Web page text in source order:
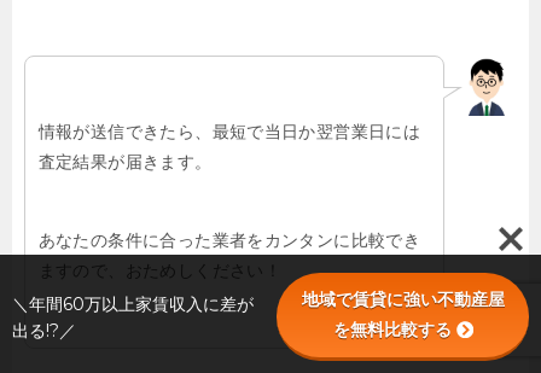
情報が送信できたら、最短で当日か翌営業日には
査定結果が届きます。
あなたの条件に合った業者をカンタンに比較でき
ますので、おためしください！
＼年間60万以上家賃収入に差が
出る!?／
地域で賃貸に強い不動産屋
を無料比較する